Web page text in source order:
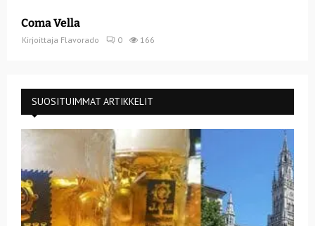
Coma Vella
Kirjoittaja Flavorado 0 166
SUOSITUIMMAT ARTIKKELIT